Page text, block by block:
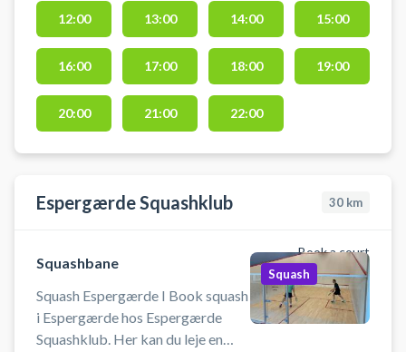
12:00 13:00 14:00 15:00
16:00 17:00 18:00 19:00
20:00 21:00 22:00
Espergærde Squashklub 30 km
Book a court
Squashbane
Squash Espergærde I Book squash
i Espergærde hos Espergærde
Squashklub. Her kan du leje en
Squash